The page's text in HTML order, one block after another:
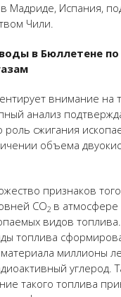
Мадриде, Испания,
Чили.
в Бюллетене по
внимание на
анализ
сжигания
объема
признаков
CO2 в атмосфере
видов топлива.
топлива
миллионы
углерод.
такого топлива